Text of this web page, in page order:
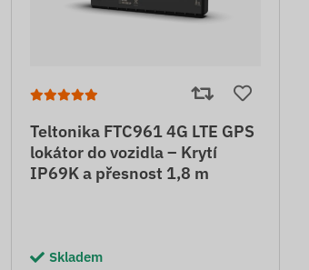
Teltonika FTC961 4G LTE GPS
lokátor do vozidla – Krytí
IP69K a přesnost 1,8 m
Skladem